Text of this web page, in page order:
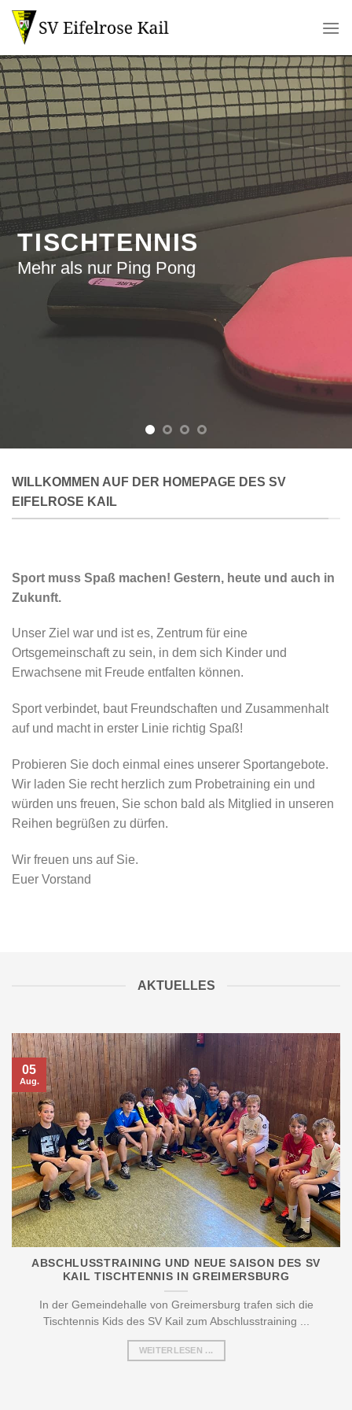
Zum
Inhalt
springen
TISCHTENNIS
Mehr als nur Ping Pong
WILLKOMMEN AUF DER HOMEPAGE DES SV
EIFELROSE KAIL
Sport muss Spaß machen! Gestern, heute und auch in
Zukunft.
Unser Ziel war und ist es, Zentrum für eine
Ortsgemeinschaft zu sein, in dem sich Kinder und
Erwachsene mit Freude entfalten können.
Sport verbindet, baut Freundschaften und Zusammenhalt
auf und macht in erster Linie richtig Spaß!
Probieren Sie doch einmal eines unserer Sportangebote.
Wir laden Sie recht herzlich zum Probetraining ein und
würden uns freuen, Sie schon bald als Mitglied in unseren
Reihen begrüßen zu dürfen.
Wir freuen uns auf Sie.
Euer Vorstand
AKTUELLES
ABSCHLUSSTRAINING UND NEUE SAISON DES SV
KAIL TISCHTENNIS IN GREIMERSBURG
In der Gemeindehalle von Greimersburg trafen sich die
Tischtennis Kids des SV Kail zum Abschlusstraining ...
WEITERLESEN ...
05
Aug.